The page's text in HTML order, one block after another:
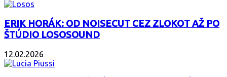
ERIK HORÁK: OD NOISECUT CEZ ZLOKOT AŽ PO
ŠTÚDIO LOSOSOUND
12.02.2026